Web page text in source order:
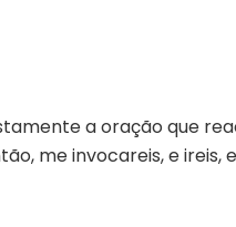
a oração que
me invocareis, e ireis,